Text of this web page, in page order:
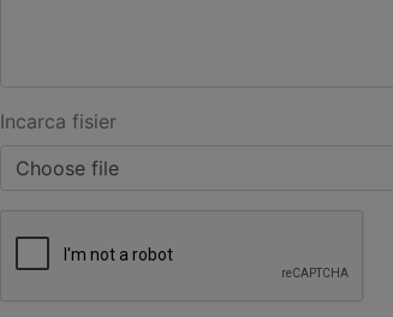
Incarca fisier
Choose file